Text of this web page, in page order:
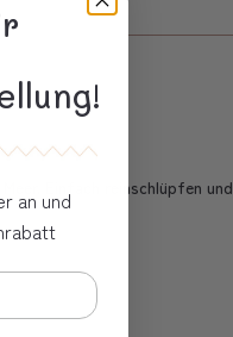
Einfach reinschlüpfen und
an und